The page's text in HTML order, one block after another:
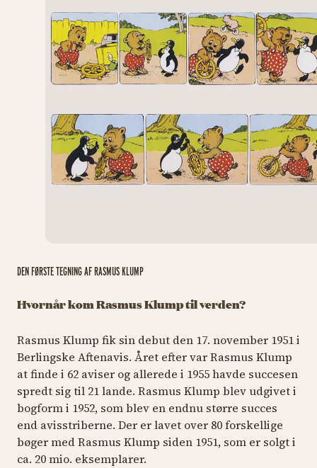
Hvornår kom Rasmus Klump til verden?
DEN FØRSTE TEGNING AF RASMUS KLUMP
Rasmus Klump fik sin debut den 17. november 1951 i
Berlingske Aftenavis. Året efter var Rasmus Klump
at finde i 62 aviser og allerede i 1955 havde succesen
spredt sig til 21 lande. Rasmus Klump blev udgivet i
bogform i 1952, som blev en endnu større succes
end avisstriberne. Der er lavet over 80 forskellige
bøger med Rasmus Klump siden 1951, som er solgt i
ca. 20 mio. eksemplarer.